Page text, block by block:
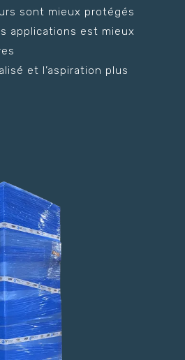
sont mieux protégés
applications est mieux
et l’aspiration plus